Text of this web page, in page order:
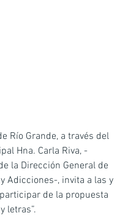
Río Grande, a través del
Hna. Carla Riva, -
la Dirección General de
Adicciones-, invita a las y
de la propuesta
letras”.